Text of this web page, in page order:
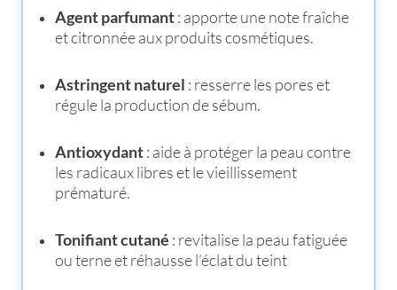
Agent parfumant: apporte une note fraîche
et citronnée aux produits cosmétiques.
Astringent naturel : resserre les pores et
régule la production de sébum.
Antioxydant: aide à protéger la peau contre
les radicaux libres et le vieillissement
prématuré.
Tonifiant cutané : revitalise la peau fatiguée
ou terne et réhausse l’éclat du teint